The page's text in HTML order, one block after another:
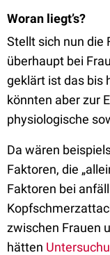
Woran liegt’s?
Stellt sich nun die
überhaupt bei
geklärt ist das bis
könnten aber zur
physiologische
Da wären
Faktoren, die
Faktoren bei
zwischen Frauen
hätten